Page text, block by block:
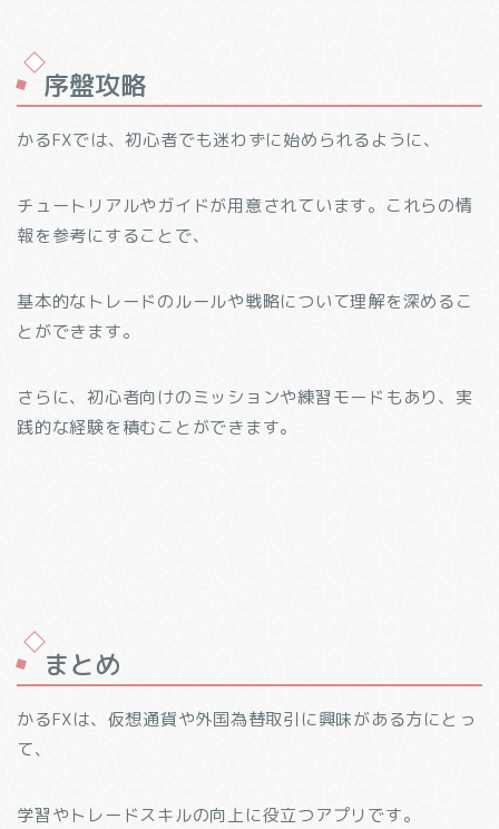
序盤攻略
かるFXでは、初心者でも迷わずに始められるように、
チュートリアルやガイドが用意されています。これらの情
報を参考にすることで、
基本的なトレードのルールや戦略について理解を深めるこ
とができます。
さらに、初心者向けのミッションや練習モードもあり、実
践的な経験を積むことができます。
まとめ
かるFXは、仮想通貨や外国為替取引に興味がある方にとっ
て、
学習やトレードスキルの向上に役立つアプリです。